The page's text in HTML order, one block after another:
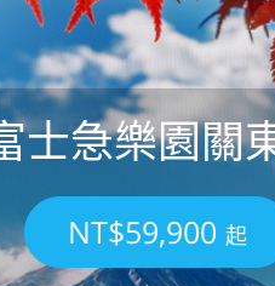
士急樂園關
NT$59,900 起